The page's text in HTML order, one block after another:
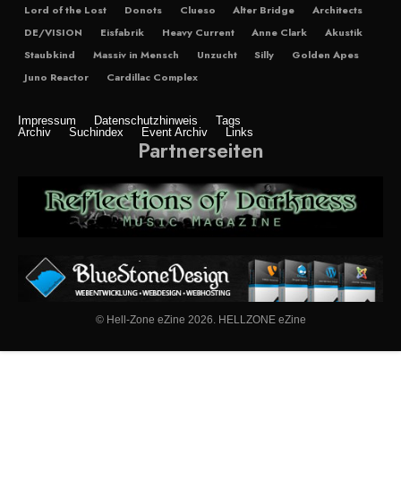
Lord of the Lost
Donots Clueso Alter Bridge
Architects
DE/VISION
Eisfabrik Heavy Current Anne Clark
Akustik
Staubkind
Massiv in Mensch Unzucht Silly
Golden Apes
Juno Reactor
Cardillac Complex
Impressum Datenschutzhinweis
Tags
Archiv
Suchindex Event Archiv Links
Partnerseiten
© Hell-Zone eZine 2026. HELLZONE eZine